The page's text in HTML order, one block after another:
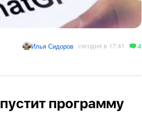
Илья Сидоров сегодня в 17:41 4
программу